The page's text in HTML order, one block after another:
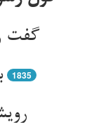
گفت
1835